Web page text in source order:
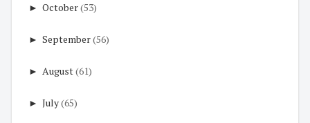
► October(53)
► September(56)
► August(61)
► July(65)